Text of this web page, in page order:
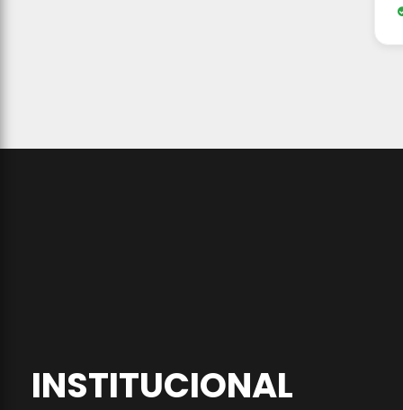
INSTITUCIONAL